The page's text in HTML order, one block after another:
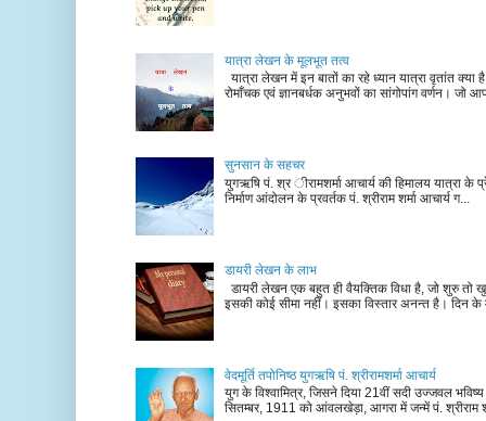
यात्रा लेखन के मूलभूत तत्व
यात्रा लेखन में इन बातों का रहे ध्यान यात्रा वृतांत क्या
रोमाँचक एवं ज्ञानबर्धक अनुभवों का सांगोपांग वर्णन। जो
सुनसान के सहचर
युगऋषि पं. श्र ीरामशर्मा आचार्य की हिमालय यात्रा के
निर्माण आंदोलन के प्रवर्तक पं. श्रीराम शर्मा आचार्य ग...
डायरी लेखन के लाभ
डायरी लेखन एक बहुत ही वैयक्तिक विधा है, जो शुरु तो
इसकी कोई सीमा नहीं। इसका विस्तार अनन्त है। दिन के
वेदमूर्ति तपोनिष्ठ युगऋषि पं. श्रीरामशर्मा आचार्य
युग के विश्वामित्र, जिसने दिया 21वीं सदी उज्जवल भविष्य
सितम्बर, 1911 को आंवलखेड़ा, आगरा में जन्में पं. श्रीराम